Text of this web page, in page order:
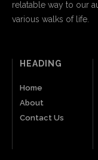
relatable way to our
various walks of life.
HEADING
Home
About
Contact Us